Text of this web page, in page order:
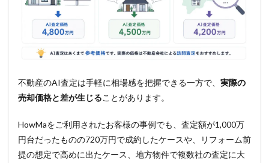
不動産のAI査定は手軽に相場感を把握できる一方で、 実際の
売却価格と差が生じることがあります。
HowMaをご利用されたお客様の事例でも、査定額が1,000万
円台だったものの720万円で成約したケースや、リフォーム前
提の想定で高めに出たケース、地方物件で複数社の査定に大